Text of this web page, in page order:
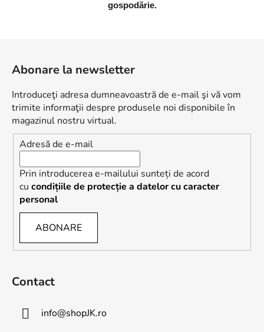
gospodărie.
Abonare la newsletter
Introduceţi adresa dumneavoastră de e-mail şi vă vom
trimite informaţii despre produsele noi disponibile în
magazinul nostru virtual.
Adresă de e-mail
Prin introducerea e-mailului sunteți de acord
cu condițiile de protecție a datelor cu caracter
personal
ABONARE
Contact
info@shopJK.ro